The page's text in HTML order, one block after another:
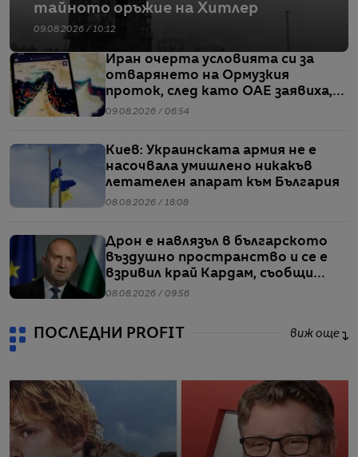
тайното оръжие на Хитлер
09.08.2026 / 10:12
Иран очерта условията си за
отварянето на Ормузкия
проток, след като ОАЕ заявиха,
че един от корабите им е бил
09.08.2026 / 06:54
Киев: Украинската армия не е
насочвала умишлено никакъв
летателен апарат към България
08.08.2026 / 18:08
Дрон е навлязъл в българското
въздушно пространство и се е
взривил край Кардам, съобщи
Радев
08.08.2026 / 09:56
ПОСЛЕДНИ PROFIT виж още